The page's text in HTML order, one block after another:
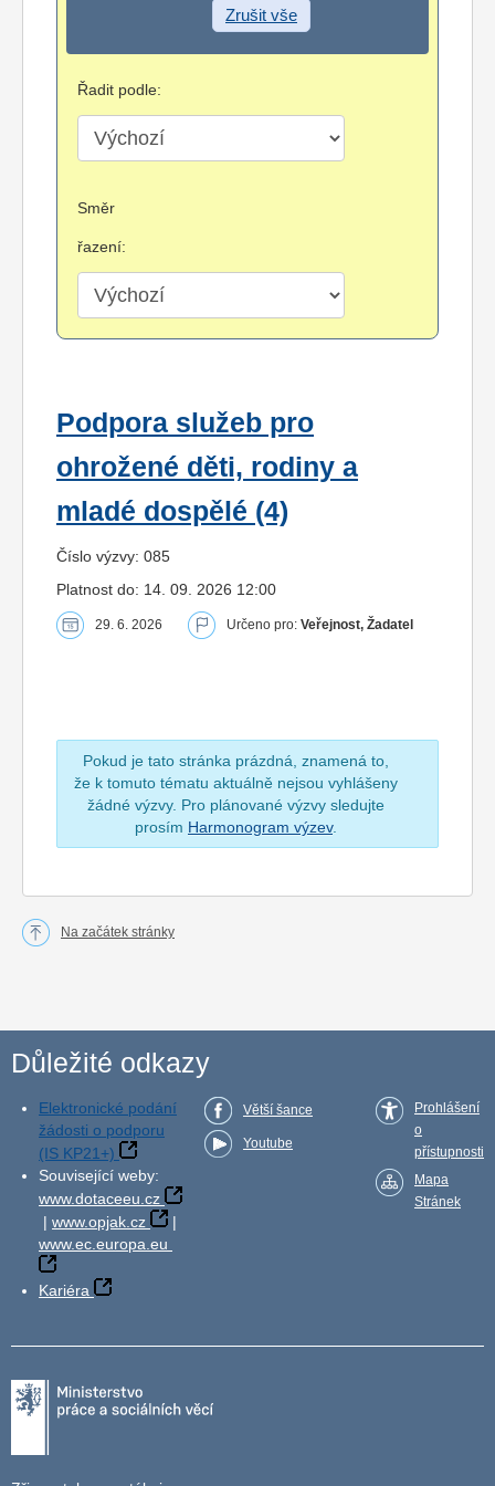
Zrušit vše
Řadit podle:
Směr
řazení:
Podpora služeb pro
ohrožené děti, rodiny a
mladé dospělé (4)
Číslo výzvy: 085
Platnost do: 14. 09. 2026 12:00
29. 6. 2026 Určeno pro: Veřejnost, Žadatel
Pokud je tato stránka prázdná, znamená to,
že k tomuto tématu aktuálně nejsou vyhlášeny
žádné výzvy. Pro plánované výzvy sledujte
prosím Harmonogram výzev.
Na začátek stránky
Důležité odkazy
Elektronické podání
žádosti o podporu
(IS KP21+)
Související weby:
www.dotaceeu.cz
| www.opjak.cz
|
www.ec.europa.eu
Kariéra
Větší šance
Youtube
Prohlášení
o
přístupnosti
Mapa
Stránek